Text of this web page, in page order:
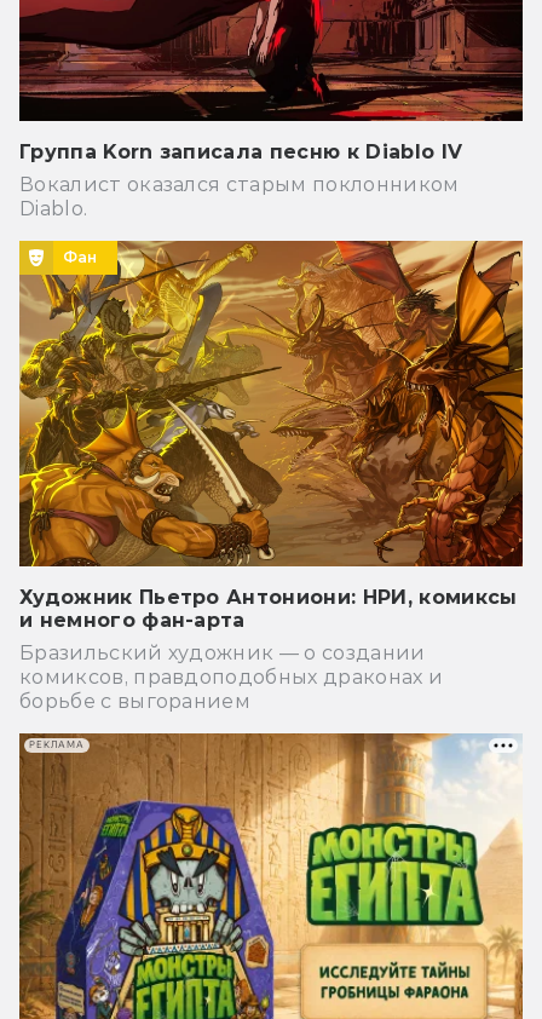
Группа Korn записала песню к Diablo IV
Вокалист оказался старым поклонником
Diablo.
Фан
Художник Пьетро Антониони: НРИ, комиксы
и немного фан-арта
Бразильский художник — о создании
комиксов, правдоподобных драконах и
борьбе с выгоранием
РЕКЛАМА